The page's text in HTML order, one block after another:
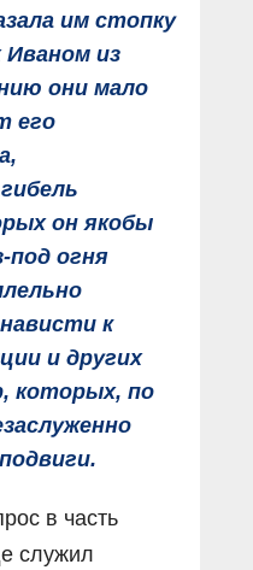
им стопку
Иваном из
они мало
его
он якобы
под огня
к
и других
которых, по
в часть
служил